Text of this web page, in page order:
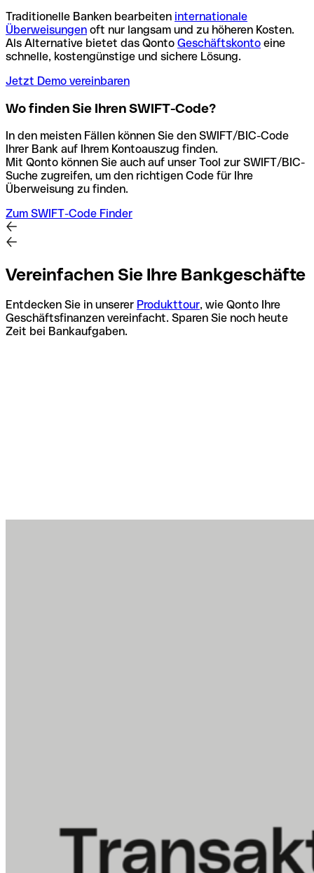
Traditionelle Banken bearbeiten internationale
Überweisungen oft nur langsam und zu höheren Kosten.
Als Alternative bietet das Qonto Geschäftskonto eine
schnelle, kostengünstige und sichere Lösung.
Jetzt Demo vereinbaren
Wo finden Sie Ihren SWIFT-Code?
In den meisten Fällen können Sie den SWIFT/BIC-Code
Ihrer Bank auf Ihrem Kontoauszug finden.
Mit Qonto können Sie auch auf unser Tool zur SWIFT/BIC-
Suche zugreifen, um den richtigen Code für Ihre
Überweisung zu finden.
Zum SWIFT-Code Finder
Vereinfachen Sie Ihre Bankgeschäfte
Entdecken Sie in unserer Produkttour, wie Qonto Ihre
Geschäftsfinanzen vereinfacht. Sparen Sie noch heute
Zeit bei Bankaufgaben.